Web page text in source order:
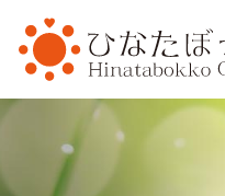
HOME
介護福祉事業
ひなたぼっこ(借宿町)
ひなたぼっこ(中川町)
ひなた庵(⼩俣町)
さんぽ道(⼭下町)
ひなたの広場(五⼗部町)